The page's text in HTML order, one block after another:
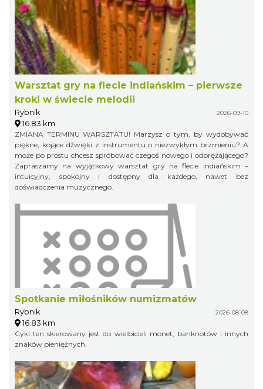
Warsztat gry na flecie indiańskim – pierwsze
kroki w świecie melodii
Rybnik 2026-09-10
16.83 km
ZMIANA TERMINU WARSZTATU! Marzysz o tym, by wydobywać
piękne, kojące dźwięki z instrumentu o niezwykłym brzmieniu? A
może po prostu chcesz spróbować czegoś nowego i odprężającego?
Zapraszamy na wyjątkowy warsztat gry na flecie indiańskim –
intuicyjny, spokojny i dostępny dla każdego, nawet bez
doświadczenia muzycznego.
Spotkanie miłośników numizmatów
Rybnik 2026-08-08
16.83 km
Cykl ten skierowany jest do wielbicieli monet, banknotów i innych
znaków pieniężnych.